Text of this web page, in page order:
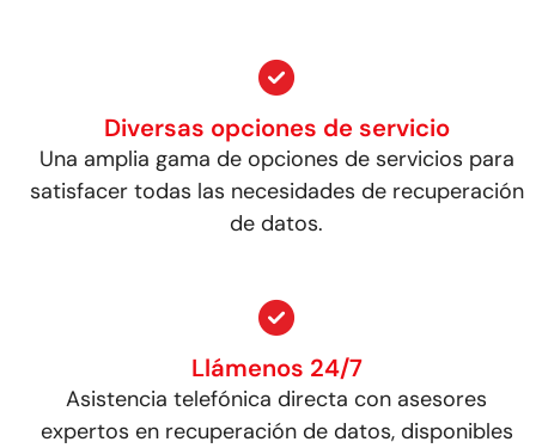
Diversas opciones de servicio
Una amplia gama de opciones de servicios para
satisfacer todas las necesidades de recuperación
de datos.
Llámenos 24/7
Asistencia telefónica directa con asesores
expertos en recuperación de datos, disponibles